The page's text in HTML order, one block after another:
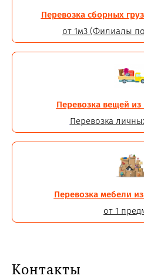
Перевозка сборных
от 1м3 (Филиалы
Перевозка вещей из
Перевозка
Перевозка мебели
от 1
Контакты